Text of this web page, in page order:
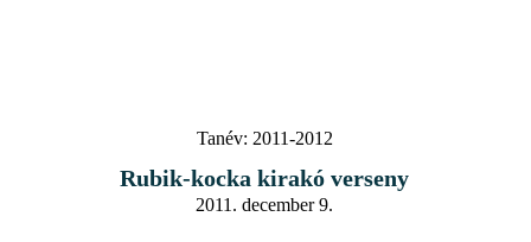
Tanév: 2011-2012
Rubik-kocka kirakó verseny
2011. december 9.